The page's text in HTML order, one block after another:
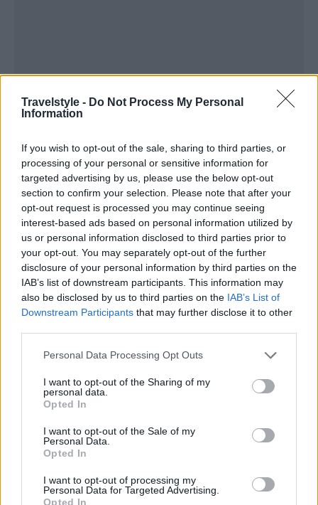
Travelstyle - Do Not Process My Personal
Information
If you wish to opt-out of the sale, sharing to third parties, or
processing of your personal or sensitive information for
targeted advertising by us, please use the below opt-out
section to confirm your selection. Please note that after your
opt-out request is processed you may continue seeing
interest-based ads based on personal information utilized by
us or personal information disclosed to third parties prior to
your opt-out. You may separately opt-out of the further
disclosure of your personal information by third parties on the
IAB’s list of downstream participants. This information may
also be disclosed by us to third parties on the IAB’s List of
Downstream Participants that may further disclose it to other
Please note that this website/app uses one or more Google
not limited to your visit or usage behaviour. You may click to
grant or deny consent to Google and its third-party tags to
use your data for below specified purposes in below Google
consent section.
Personal Data Processing Opt Outs
I want to opt-out of the Sharing of my
personal data.
Opted In
I want to opt-out of the Sale of my
Personal Data.
Opted In
I want to opt-out of processing my
Personal Data for Targeted Advertising.
Opted In
Εάν έχουν περάσει περισσότερες από 270 ημέρες
από την τελευταία δόση, απαιτείται επίσης
πιστοποίηση αναμνηστικού εμβολιασμού, εκτός
από τους εφήβους ηλικίας 12 έως 17 ετών